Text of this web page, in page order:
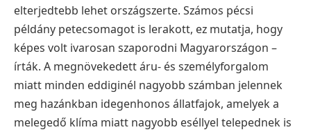
elterjedtebb lehet országszerte. Számos pécsi
példány petecsomagot is lerakott, ez mutatja, hogy
képes volt ivarosan szaporodni Magyarországon –
írták. A megnövekedett áru- és személyforgalom
miatt minden eddiginél nagyobb számban jelennek
meg hazánkban idegenhonos állatfajok, amelyek a
melegedő klíma miatt nagyobb eséllyel telepednek is